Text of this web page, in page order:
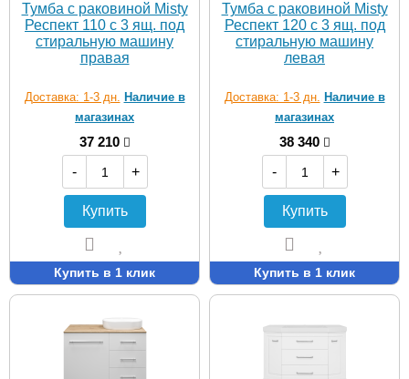
Тумба с раковиной Misty
Респект 110 с 3 ящ. под
стиральную машину
правая
Доставка: 1-3 дн. Наличие в
магазинах
37 210
-
+
Купить
Купить в 1 клик
Тумба с раковиной Misty
Респект 120 с 3 ящ. под
стиральную машину
левая
Доставка: 1-3 дн. Наличие в
магазинах
38 340
-
+
Купить
Купить в 1 клик